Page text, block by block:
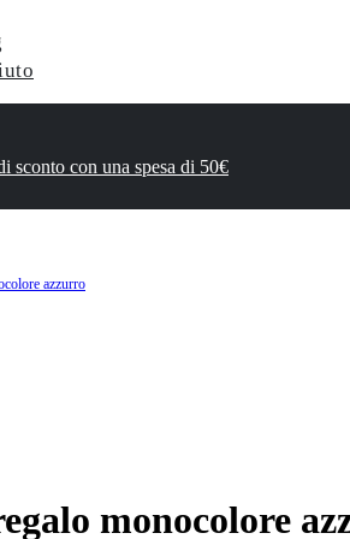
sconto con una spesa di 50€
azzurro
monocolore